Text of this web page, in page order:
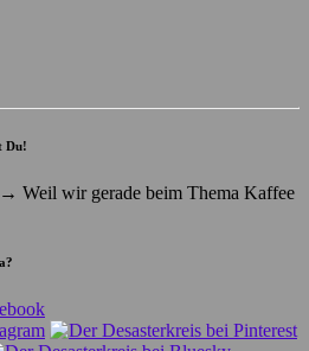
Du!
→ Weil wir gerade beim Thema Kaffee